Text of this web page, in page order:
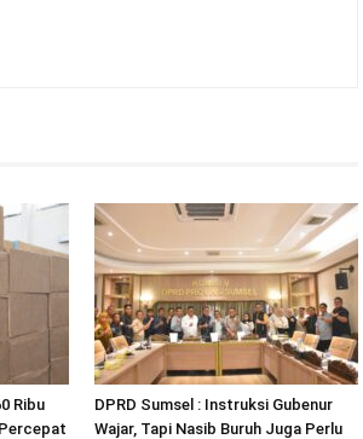
Ribu
DPRD Sumsel : Instruksi Gubenur
Wajar, Tapi Nasib Buruh Juga Perlu